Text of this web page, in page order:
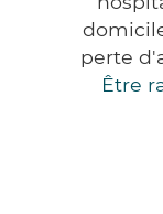
perte
Être